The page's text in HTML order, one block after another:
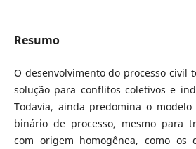
Resumo
O desenvolvimento do processo civil
solução para conflitos coletivos e
Todavia, ainda predomina o
binário de processo, mesmo para
com origem homogênea, como os